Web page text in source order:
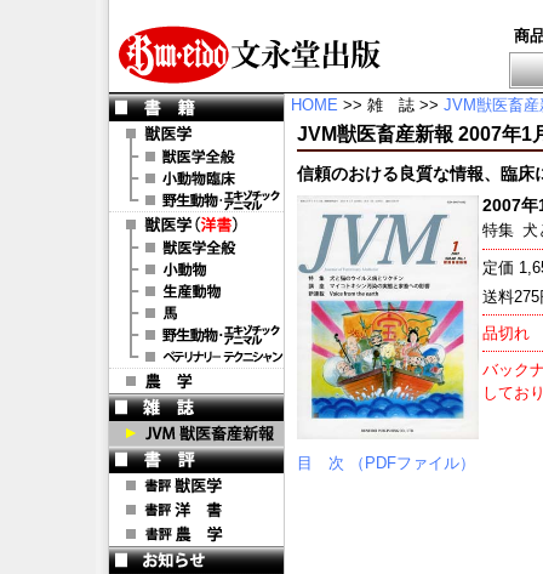
商
HOME >> 雑 誌 >> JVM獣医畜産
JVM獣医畜産新報 2007年1
信頼のおける良質な情報、臨
2007年
特集 犬
定価
送料
品切れ
バック
してお
目 次 （PDFファイル）